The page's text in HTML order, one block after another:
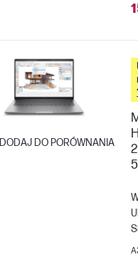
DODAJ DO PORÓWNANIA
Przejdź do porównania